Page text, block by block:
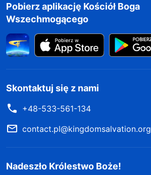
Pobierz aplikację Kościół Boga
Wszechmogącego
Skontaktuj się z nami
+48-533-561-134
contact.pl@kingdomsalvation.org
Nadeszło Królestwo Boże!